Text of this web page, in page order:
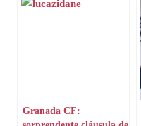
Granada CF: